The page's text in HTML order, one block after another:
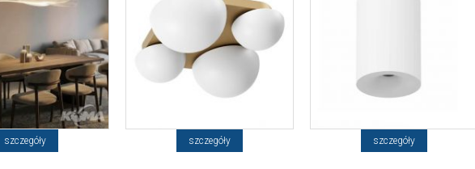
szczegóły szczegóły szczegóły